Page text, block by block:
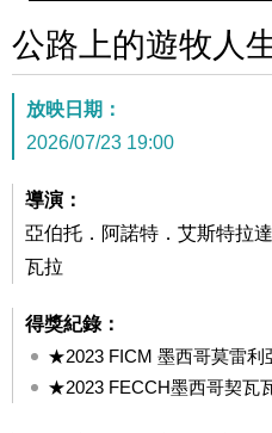
公路上的遊牧人
放映日期：
2026/07/23 19:00
導演：
亞伯托．阿諾特．艾斯特拉
瓦拉
得獎紀錄：
★2023 FICM 墨西哥莫雷利
★2023 FECCH墨西哥契瓦